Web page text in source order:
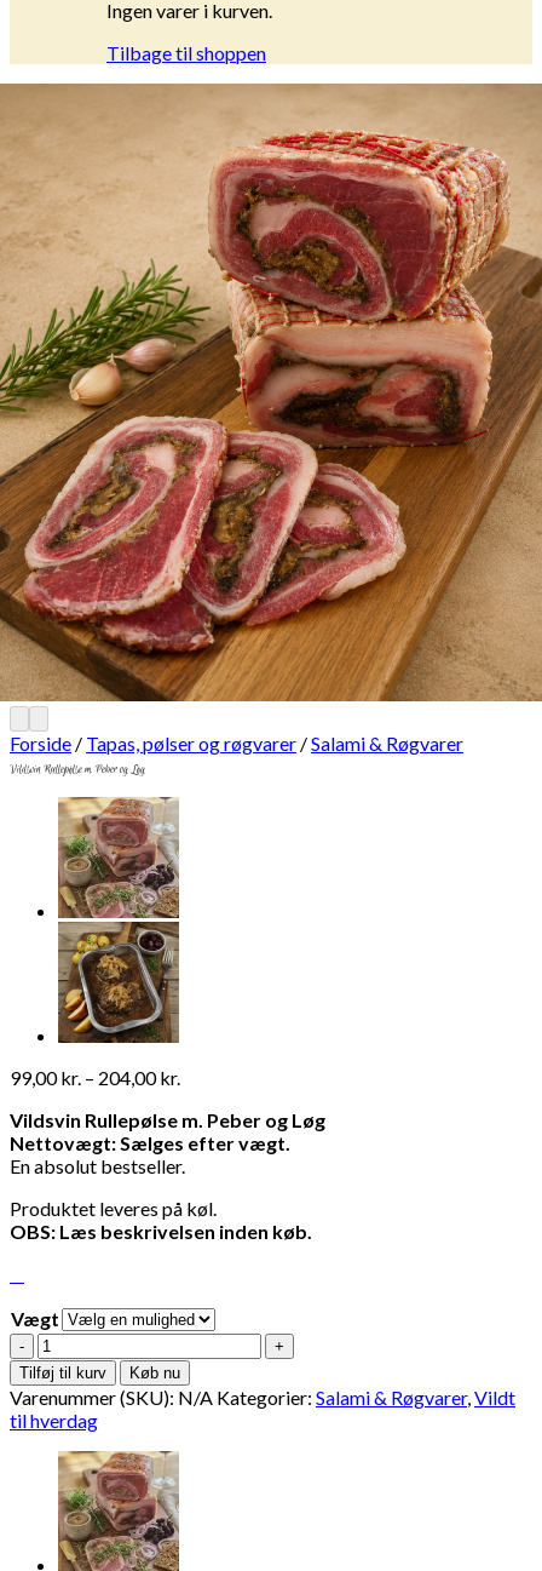
Ingen varer i kurven.
Tilbage til shoppen
Forside / Tapas, pølser og røgvarer /Salami & Røgvarer
Vildsvin Rullepølse m. Peber og Løg
99,00kr. – 204,00kr.
til
204,00 kr.
Vildsvin Rullepølse m. Peber og Løg
Nettovægt: Sælges efter vægt.
En absolut bestseller.
Produktet leveres på køl.
OBS: Læs beskrivelsen inden køb.
Vægt
Vildsvin
Rullepølse
m.
Peber
og
Løg
antal
Tilføj til kurv Køb nu
Varenummer (SKU): N/A Kategorier: Salami & Røgvarer, Vildt
til hverdag